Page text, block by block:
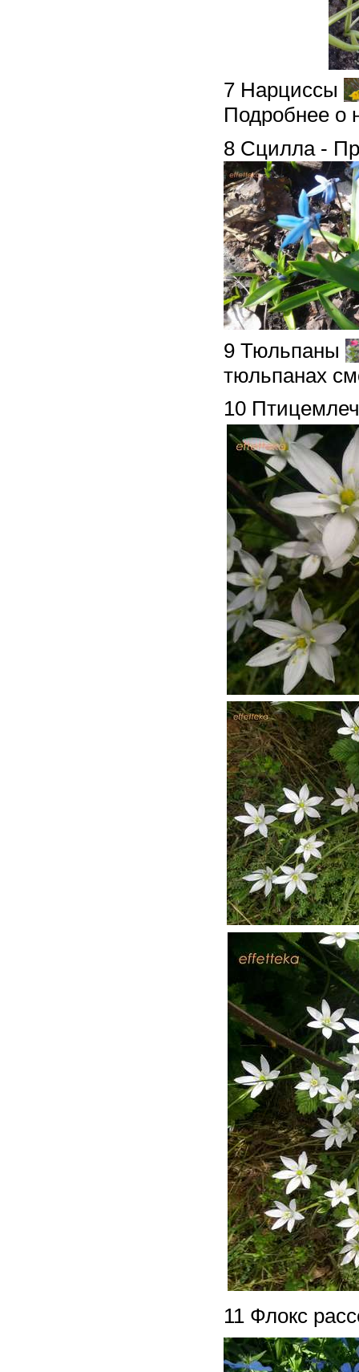
7 Нарциссы
Подробнее о
8 Сцилла -
9 Тюльпаны
тюльпанах
10
11 Флокс